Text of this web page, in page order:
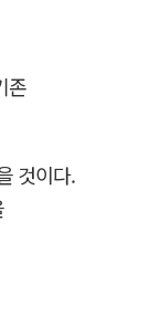
존
것이다.